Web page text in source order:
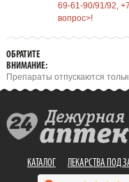
69-61-90/91/92,
вопрос>!
ОБРАТИТЕ
ВНИМАНИЕ:
Препараты отпускаются
КАТАЛОГ ЛЕКАРСТВА ПОД